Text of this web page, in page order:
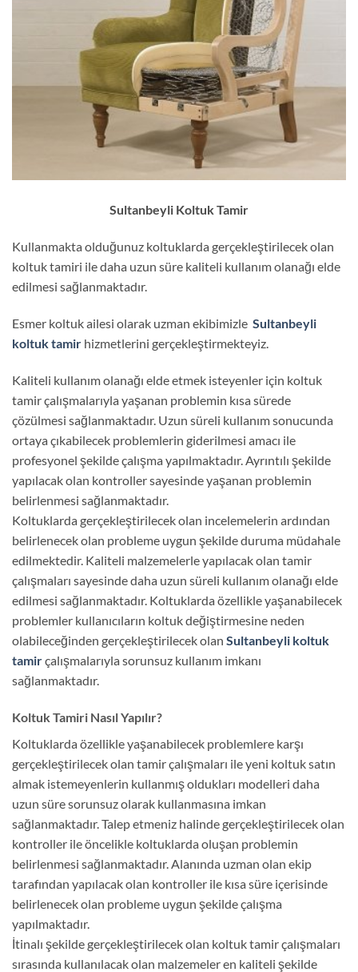
Sultanbeyli Koltuk Tamir
Kullanmakta olduğunuz koltuklarda gerçekleştirilecek olan
koltuk tamiri ile daha uzun süre kaliteli kullanım olanağı elde
edilmesi sağlanmaktadır.
Esmer koltuk ailesi olarak uzman ekibimizle Sultanbeyli
koltuk tamir hizmetlerini gerçekleştirmekteyiz.
Kaliteli kullanım olanağı elde etmek isteyenler için koltuk
tamir çalışmalarıyla yaşanan problemin kısa sürede
çözülmesi sağlanmaktadır. Uzun süreli kullanım sonucunda
ortaya çıkabilecek problemlerin giderilmesi amacı ile
profesyonel şekilde çalışma yapılmaktadır. Ayrıntılı şekilde
yapılacak olan kontroller sayesinde yaşanan problemin
belirlenmesi sağlanmaktadır.
Koltuklarda gerçekleştirilecek olan incelemelerin ardından
belirlenecek olan probleme uygun şekilde duruma müdahale
edilmektedir. Kaliteli malzemelerle yapılacak olan tamir
çalışmaları sayesinde daha uzun süreli kullanım olanağı elde
edilmesi sağlanmaktadır. Koltuklarda özellikle yaşanabilecek
problemler kullanıcıların koltuk değiştirmesine neden
olabileceğinden gerçekleştirilecek olan Sultanbeyli koltuk
tamirçalışmalarıyla sorunsuz kullanım imkanı
sağlanmaktadır.
Koltuk Tamiri Nasıl Yapılır?
Koltuklarda özellikle yaşanabilecek problemlere karşı
gerçekleştirilecek olan tamir çalışmaları ile yeni koltuk satın
almak istemeyenlerin kullanmış oldukları modelleri daha
uzun süre sorunsuz olarak kullanmasına imkan
sağlanmaktadır. Talep etmeniz halinde gerçekleştirilecek olan
kontroller ile öncelikle koltuklarda oluşan problemin
belirlenmesi sağlanmaktadır. Alanında uzman olan ekip
tarafından yapılacak olan kontroller ile kısa süre içerisinde
belirlenecek olan probleme uygun şekilde çalışma
yapılmaktadır.
İtinalı şekilde gerçekleştirilecek olan koltuk tamir çalışmaları
sırasında kullanılacak olan malzemeler en kaliteli şekilde